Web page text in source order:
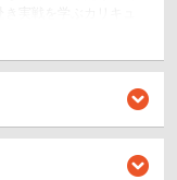
実戦を学ぶカリキュ
を積んだ創真は、“こ
た一つ成長を遂げたの
重ねる日々を送る創真
頂点、遠月十傑にも勝
たのは、遠月恒例行事
人物による計画が動き